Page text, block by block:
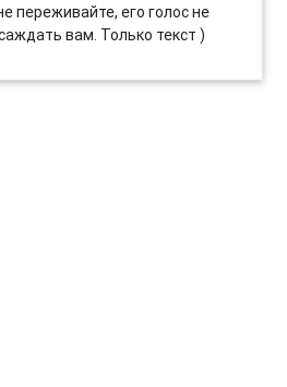
переживайте, его голос не
вам. Только текст )